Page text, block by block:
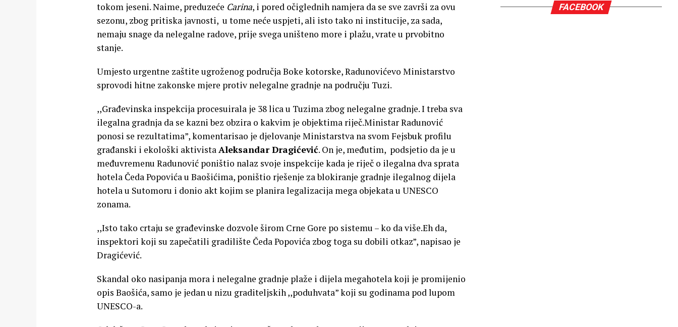
tokom jeseni. Naime, preduzeće Carina, i pored očiglednih namjera da se sve završi za ovu
sezonu, zbog pritiska javnosti, u tome neće uspjeti, ali isto tako ni institucije, za sada,
nemaju snage da nelegalne radove, prije svega uništeno more i plažu, vrate u prvobitno
stanje.
Umjesto urgentne zaštite ugroženog područja Boke kotorske, Radunovićevo Ministarstvo
sprovodi hitne zakonske mjere protiv nelegalne gradnje na području Tuzi.
,,Građevinska inspekcija procesuirala je 38 lica u Tuzima zbog nelegalne gradnje. I treba sva
ilegalna gradnja da se kazni bez obzira o kakvim je objektima riječ.Ministar Radunović
ponosi se rezultatima”, komentarisao je djelovanje Ministarstva na svom Fejsbuk profilu
građanski i ekološki aktivistaAleksandar Dragićević. On je, međutim, podsjetio da je u
međuvremenu Radunović poništio nalaz svoje inspekcije kada je riječ o ilegalna dva sprata
hotela Čeda Popovića u Baošićima, poništio rješenje za blokiranje gradnje ilegalnog dijela
hotela u Sutomoru i donio akt kojim se planira legalizacija mega objekata u UNESCO
zonama.
,,Isto tako crtaju se građevinske dozvole širom Crne Gore po sistemu – ko da više.Eh da,
inspektori koji su zapečatili gradilište Čeda Popovića zbog toga su dobili otkaz”, napisao je
Dragićević.
Skandal oko nasipanja mora i nelegalne gradnje plaže i dijela megahotela koji je promijenio
opis Baošića, samo je jedan u nizu graditeljskih ,,poduhvata” koji su godinama pod lupom
UNESCO-a.
FACEBOOK